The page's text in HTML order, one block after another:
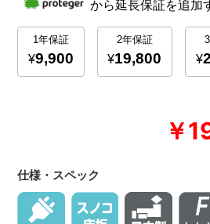
￥
仕様・スペック